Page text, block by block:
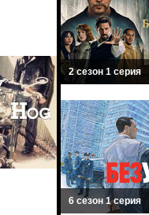
2 сезон 1 серия
6 сезон 1 серия